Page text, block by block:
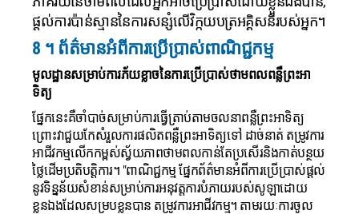
ផ្តល់ការប៉ាន់ស្មាននៃការសន្សំលើវិក្កយបត្រអគ្គិសនីរបស់អ្នក។
8 ។ ព័ត៌មានអំពីការប្រើប្រាស់ពាណិជ្ជកម្ម
មូលដ្ឋានសម្រាប់ការភ័យខ្លាចនៃការប្រើប្រាស់ថាមពលពន្លឺព្រះអា
ទិត្យ
ផ្នែកនេះគឺចាំបាច់សម្រាប់ការធ្វើត្រាប់តាមចលនាពន្លឺព្រះអាទិត្យ
ព្រោះវាជួយកែសំរួលការផលិតពន្លឺព្រះអាទិត្យទៅ ដាច់នាត់ តម្រូវការ
អាជីវកម្មលើកកម្ពស់ស្វ័យភាពថាមពលកាន់តែប្រសើរនិងកាត់បន្ថយ
ថ្លៃដើមប្រតិបត្តិការ។ "ពាណិជ្ជកម្ម ផ្នែកព័ត៌មានអំពីការប្រើប្រាស់ផ្តល់
នូវទិន្នន័យសំខាន់សម្រាប់ការអនុវត្តការបំភាយរបស់សូឡាដោយ
ខ្លួនឯងដែលសម្របខ្លួនបាន តម្រូវការអាជីវកម្ម។ តាមរយៈការចូល